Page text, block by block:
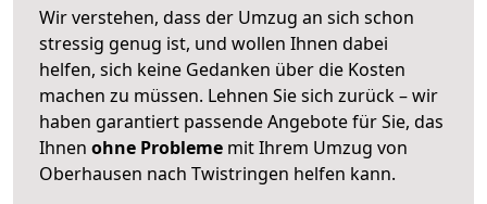
Wir verstehen, dass der Umzug an sich schon
stressig genug ist, und wollen Ihnen dabei
helfen, sich keine Gedanken über die Kosten
machen zu müssen. Lehnen Sie sich zurück – wir
haben garantiert passende Angebote für Sie, das
Ihnen ohne Probleme mit Ihrem Umzug von
Oberhausen nach Twistringen helfen kann.